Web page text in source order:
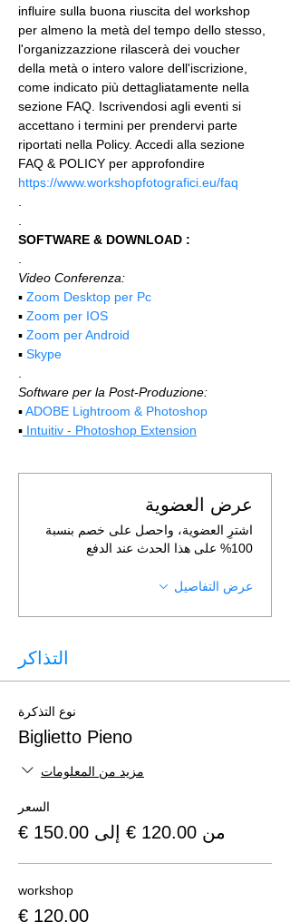
influire sulla buona riuscita del workshop
per almeno la metà del tempo dello stesso,
l'organizzazzione rilascerà dei voucher
della metà o intero valore dell'iscrizione,
come indicato più dettagliatamente nella
sezione FAQ. Iscrivendosi agli eventi si
accettano i termini per prendervi parte
riportati nella Policy. Accedi alla sezione
FAQ & POLICY per approfondire
https://www.workshopfotografici.eu/faq
SOFTWARE & DOWNLOAD :
Video Conferenza:
▪️ Zoom Desktop per Pc
▪️ Zoom per IOS
▪️ Zoom per Android
▪️ Skype
Software per la Post-Produzione:
▪️ ADOBE Lightroom & Photoshop
▪️ Intuitiv - Photoshop Extension
عرض العضوية
اشترِ العضوية، واحصل على خصم بنسبة
100% على هذا الحدث عند الدفع
عرض التفاصيل
التذاكر
نوع التذكرة
Biglietto Pieno
مزيد من المعلومات
السعر
من ‏120.00 € إلى ‏150.00 €
workshop